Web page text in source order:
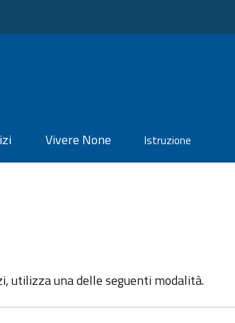
Vivere None Istruzione
utilizza una delle seguenti modalità.